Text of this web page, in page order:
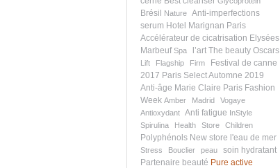
Brésil Nature Anti-imperfections
serum Hotel Marignan Paris
Accélérateur de cicatrisation Elysées
Marbeuf Spa l’art The beauty Oscars
Lift Flagship Firm
Festival de canne
2017 Paris Select Automne 2019
Anti-âge Marie Claire Paris Fashion
Week Amber Madrid
Vogaye
Antioxydant Anti fatigue InStyle
Spirulina
Health Store Children
Polyphénols New store l'eau de mer
Stress Bouclier peau
soin hydratant
Partenaire beauté Pure active